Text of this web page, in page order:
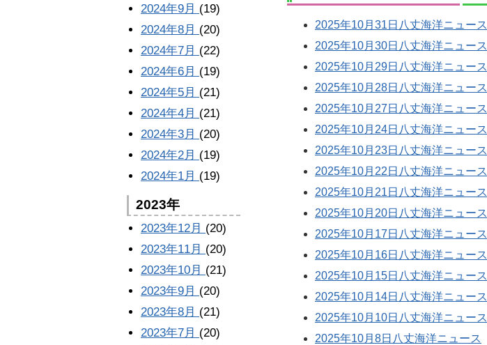
2025年10月31日八丈海洋ニュース
2025年10月30日八丈海洋ニュース
2025年10月29日八丈海洋ニュース
2025年10月28日八丈海洋ニュース
2025年10月27日八丈海洋ニュース
2025年10月24日八丈海洋ニュース
2025年10月23日八丈海洋ニュース
2025年10月22日八丈海洋ニュース
2025年10月21日八丈海洋ニュース
2025年10月20日八丈海洋ニュース
2025年10月17日八丈海洋ニュース
2025年10月16日八丈海洋ニュース
2025年10月15日八丈海洋ニュース
2025年10月14日八丈海洋ニュース
2025年10月10日八丈海洋ニュース
2025年10月8日八丈海洋ニュース
2024年9月 (19)
2024年8月 (20)
2024年7月 (22)
2024年6月 (19)
2024年5月 (21)
2024年4月 (21)
2024年3月 (20)
2024年2月 (19)
2024年1月 (19)
2023年
2023年12月 (20)
2023年11月 (20)
2023年10月 (21)
2023年9月 (20)
2023年8月 (21)
2023年7月 (20)